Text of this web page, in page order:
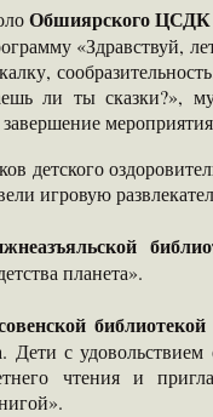
Обшиярского ЦСДК
«Здравствуй,
ли ты сказки?»,
детского
игровую
планета».
Дети с
чтения и